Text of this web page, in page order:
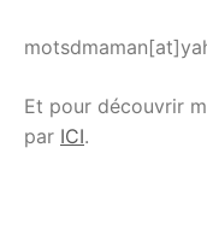
Et pour découvrir
par ICI.